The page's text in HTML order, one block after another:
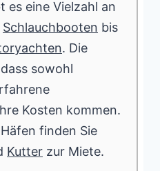
es eine Vielzahl an
Schlauchbooten bis
. Die
sowohl
Kosten kommen.
finden Sie
Kutter zur Miete.